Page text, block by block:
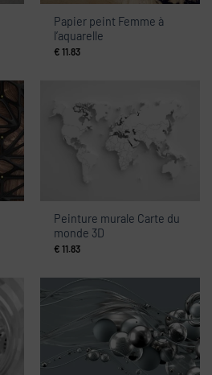
Papier peint Femme à
l’aquarelle
€ 11.83
Peinture murale Carte du
monde 3D
€ 11.83